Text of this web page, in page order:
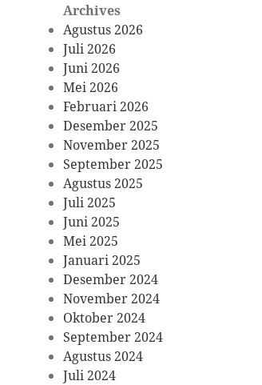
Archives
Agustus 2026
Juli 2026
Juni 2026
Mei 2026
Februari 2026
Desember 2025
November 2025
September 2025
Agustus 2025
Juli 2025
Juni 2025
Mei 2025
Januari 2025
Desember 2024
November 2024
Oktober 2024
September 2024
Agustus 2024
Juli 2024